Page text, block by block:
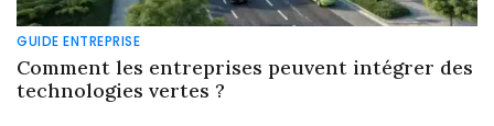
GUIDE ENTREPRISE
Comment les entreprises peuvent intégrer des
technologies vertes ?